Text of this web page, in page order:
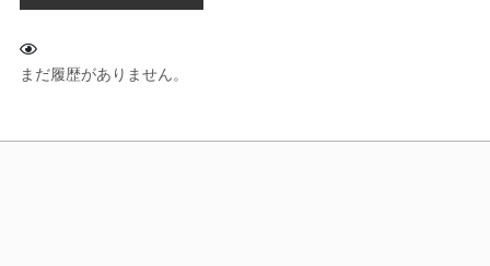
まだ履歴がありません。